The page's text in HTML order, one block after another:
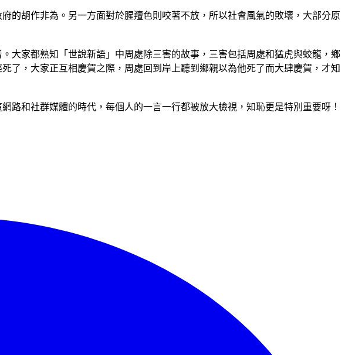
的胡作非為。另一方面對於腥羶色則咬著不放，所以社會風氣的敗壞，大部分原
大家都熟知「世說新語」中周處除三害的故事，三害包括周處和猛虎與蛟龍，鄉
了，大家正互相慶賀之際，周處回到岸上聽到鄉親以為他死了而大肆慶賀，才知
和社群媒體的時代，每個人的一言一行都被放大檢視，知恥更是特別重要呀！